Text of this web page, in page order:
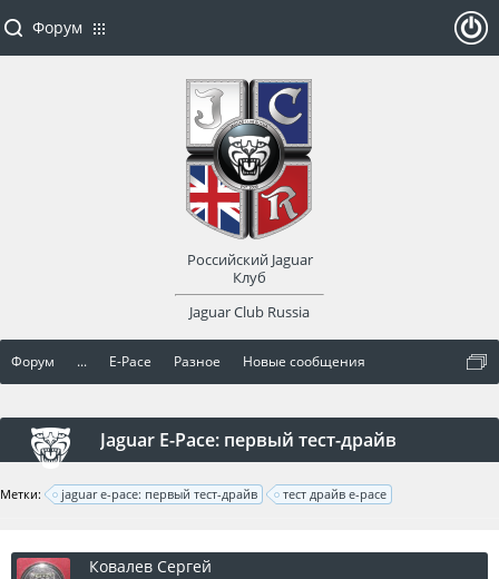
Форум ... E-Pace Разное Новые сообщения
Jaguar E-Pace: первый тест-драйв
Метки: jaguar e-pace: первый тест-драйв тест драйв e-pace
Ковалев Сергей
Форум
Российский Jaguar
Клуб
Jaguar Club Russia
оват